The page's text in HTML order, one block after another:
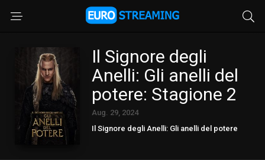
Il Signore degli
Anelli: Gli anelli del
potere: Stagione 2
Aug. 29, 2024
Il Signore degli Anelli: Gli anelli del potere